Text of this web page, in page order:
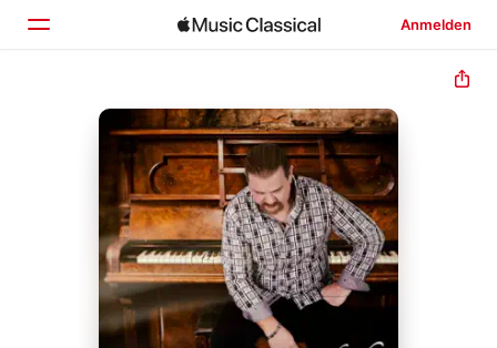
Anmelden
Startseite
Entdecken
Suchen